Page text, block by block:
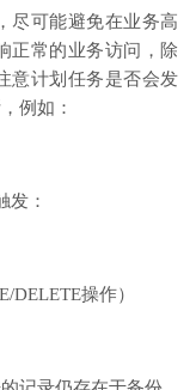
尽可能避免在业务高
正常的业务访问，除
意计划任务是否会发
例如：
发：
DELETE操作）